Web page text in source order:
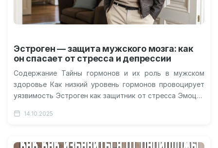
Эстроген — защита мужского мозга: как
он спасает от стресса и депрессии
Содержание Тайны гормонов и их роль в мужском
здоровье Как низкий уровень гормонов провоцирует
уязвимость Эстроген как защитник от стресса Эмоции
14.10.2025